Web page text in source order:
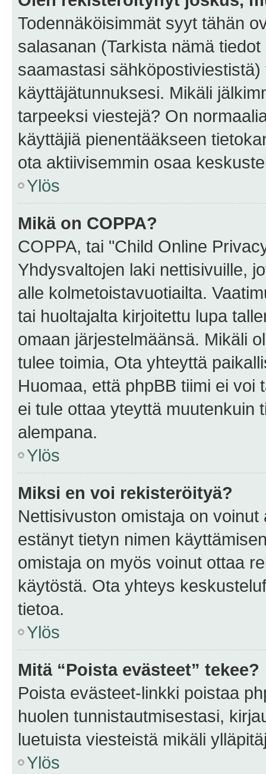
Todennäköisimmät syyt tähän
salasanan (Tarkista nämä
saamastasi
käyttäjätunnuksesi. Mikäli
tarpeeksi viestejä? On
käyttäjiä pienentääkseen
ota aktiivisemmin osaa
Ylös
Mikä on COPPA?
COPPA, tai "Child Online
Yhdysvaltojen laki nettisivuille,
alle kolmetoistavuotiailta.
tai huoltajalta kirjoitettu lupa
omaan järjestelmäänsä. Mikäli
tulee toimia, Ota yhteyttä
Huomaa, että phpBB tiimi ei
ei tule ottaa yteyttä muutenkuin
alempana.
Ylös
Miksi en voi rekisteröityä?
Nettisivuston omistaja on
estänyt tietyn nimen
omistaja on myös voinut ottaa
käytöstä. Ota yhteys
tietoa.
Ylös
Mitä “Poista evästeet” tekee?
Poista evästeet-linkki poistaa
huolen tunnistautmisestasi,
luetuista viesteistä mikäli
Ylös